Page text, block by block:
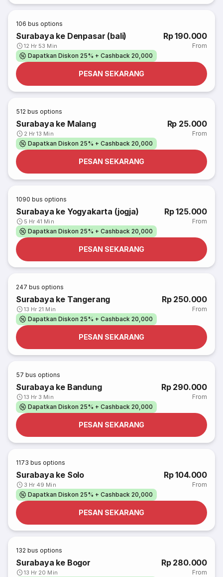
106 bus options
Surabaya ke Denpasar (bali)
12 Hr 53 Min
Rp 190.000
From
Dapatkan Diskon 25% + Cashback 20,000
PESAN SEKARANG
512 bus options
Surabaya ke Malang
2 Hr 13 Min
Rp 25.000
From
Dapatkan Diskon 25% + Cashback 20,000
PESAN SEKARANG
1090 bus options
Surabaya ke Yogyakarta (jogja)
5 Hr 41 Min
Rp 125.000
From
Dapatkan Diskon 25% + Cashback 20,000
PESAN SEKARANG
247 bus options
Surabaya ke Tangerang
13 Hr 21 Min
Rp 250.000
From
Dapatkan Diskon 25% + Cashback 20,000
PESAN SEKARANG
57 bus options
Surabaya ke Bandung
13 Hr 3 Min
Rp 290.000
From
Dapatkan Diskon 25% + Cashback 20,000
PESAN SEKARANG
1173 bus options
Surabaya ke Solo
3 Hr 49 Min
Rp 104.000
From
Dapatkan Diskon 25% + Cashback 20,000
PESAN SEKARANG
132 bus options
Surabaya ke Bogor
13 Hr 20 Min
Rp 280.000
From